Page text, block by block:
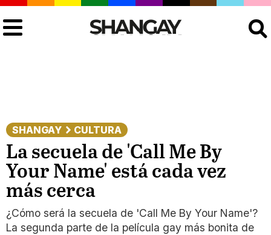
SHANGAY CULTURA
La secuela de 'Call Me By
Your Name' está cada vez
más cerca
¿Cómo será la secuela de 'Call Me By Your Name'?
La segunda parte de la película gay más bonita de